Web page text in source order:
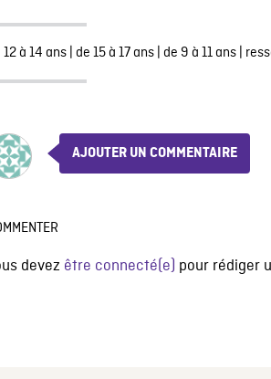
à 14 ans| de 15 à 17 ans| de 9 à 11 ans|
AJOUTER UN COMMENTAIRE
devez être connecté(e) pour rédiger